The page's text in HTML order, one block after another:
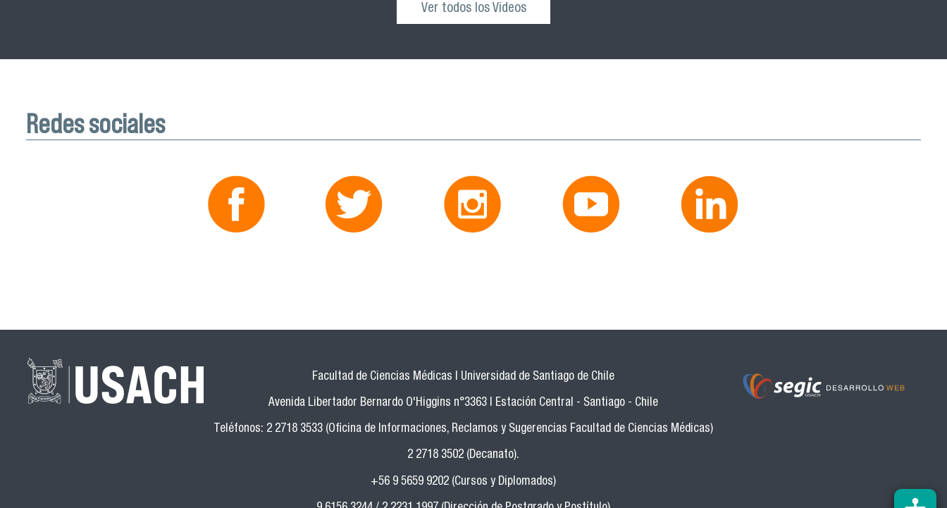
Ver todos los Videos
Redes sociales
Facultad de Ciencias Médicas | Universidad de Santiago de Chile
Avenida Libertador Bernardo O'Higgins n°3363 | Estación Central - Santiago - Chile
Teléfonos: 2 2718 3533 (Oficina de Informaciones, Reclamos y Sugerencias Facultad de Ciencias Médicas)
2 2718 3502 (Decanato).
+56 9 5659 9202 (Cursos y Diplomados)